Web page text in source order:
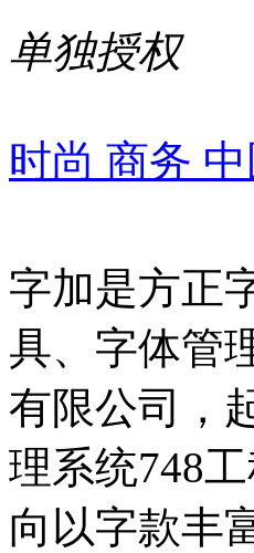
单独授权
时尚 商务
字加是方正
具、字体管
有限公司，
理系统748
向以字款丰